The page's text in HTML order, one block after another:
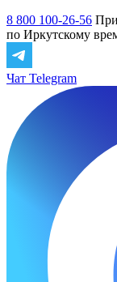
8 800 100-26-56
по Иркутскому
Чат Telegram